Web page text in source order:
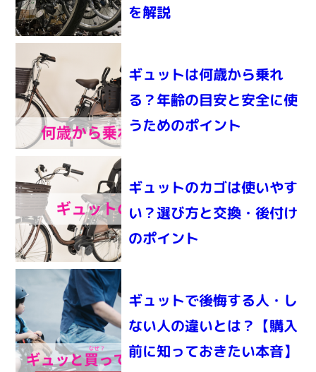
を解説
ギュットは何歳から乗れ
る？年齢の目安と安全に使
うためのポイント
ギュットのカゴは使いやす
い？選び方と交換・後付け
のポイント
ギュットで後悔する人・し
ない人の違いとは？【購入
前に知っておきたい本音】